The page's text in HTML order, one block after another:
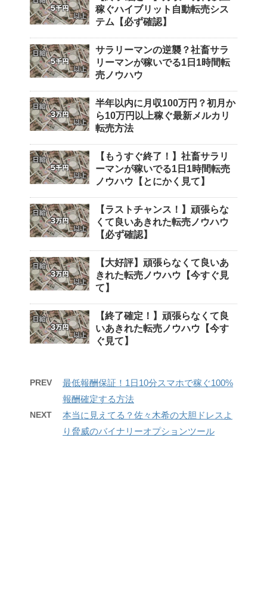
稼ぐハイブリット自動転売シス
テム【必ず確認】
サラリーマンの逆襲？社畜サラ
リーマンが稼いでる1日1時間転
売ノウハウ
半年以内に月収100万円？初月か
ら10万円以上稼ぐ最新メルカリ
転売方法
【もうすぐ終了！】社畜サラリ
ーマンが稼いでる1日1時間転売
ノウハウ【とにかく見て】
【ラストチャンス！】頑張らな
くて良いあきれた転売ノウハウ
【必ず確認】
【大好評】頑張らなくて良いあ
きれた転売ノウハウ【今すぐ見
て】
【終了確定！】頑張らなくて良
いあきれた転売ノウハウ【今す
ぐ見て】
PREV
最低報酬保証！1日10分スマホで稼ぐ100%
報酬確定する方法
NEXT
本当に見えてる？佐々木希の大胆ドレスよ
り脅威のバイナリーオプションツール